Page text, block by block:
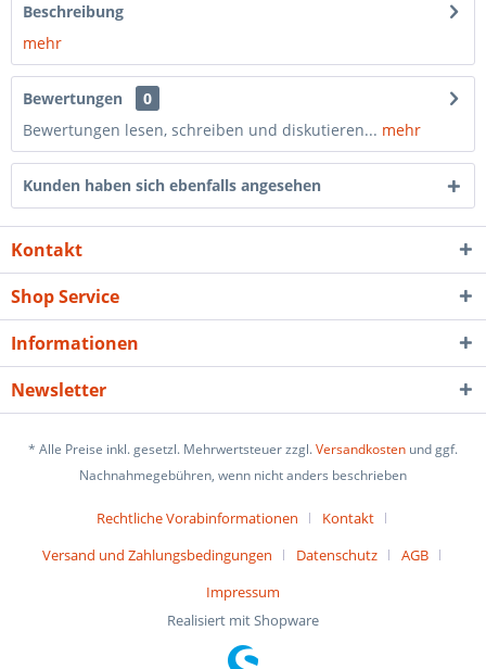
Beschreibung
mehr
Bewertungen
0
Bewertungen lesen, schreiben und diskutieren... mehr
Kunden haben sich ebenfalls angesehen
Kontakt
Shop Service
Informationen
Newsletter
* Alle Preise inkl. gesetzl. Mehrwertsteuer zzgl.Versandkosten und ggf.
Nachnahmegebühren, wenn nicht anders beschrieben
Rechtliche Vorabinformationen
Kontakt
Versand und Zahlungsbedingungen
Datenschutz
AGB
Impressum
Realisiert mit Shopware